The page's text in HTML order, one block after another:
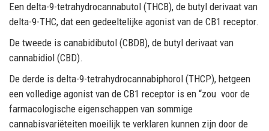
Een delta-9-tetrahydrocannabutol (THCB), de butyl derivaat van
delta-9-THC, dat een gedeeltelijke agonist van de CB1 receptor.
De tweede is canabidibutol (CBDB), de butyl derivaat van
cannabidiol (CBD).
De derde is delta-9-tetrahydrocannabiphorol (THCP), hetgeen
een volledige agonist van de CB1 receptor is en “zou voor de
farmacologische eigenschappen van sommige
cannabisvariëteiten moeilijk te verklaren kunnen zijn door de